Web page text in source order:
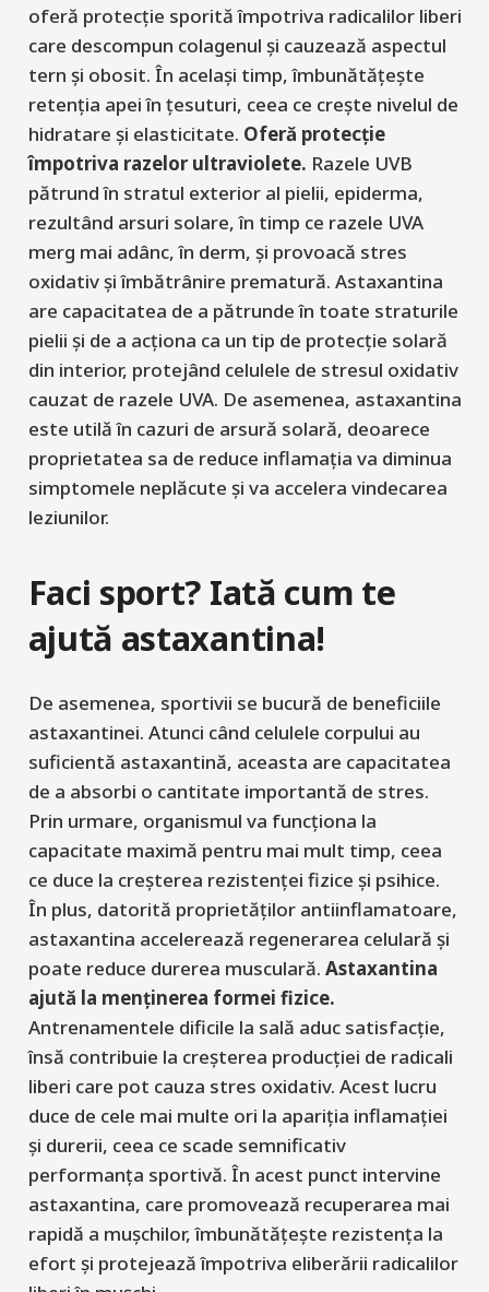
oferă protecție sporită împotriva radicalilor liberi
care descompun colagenul și cauzează aspectul
tern și obosit. În același timp, îmbunătățește
retenția apei în țesuturi, ceea ce crește nivelul de
hidratare și elasticitate. Oferă protecție
împotriva razelor ultraviolete. Razele UVB
pătrund în stratul exterior al pielii, epiderma,
rezultând arsuri solare, în timp ce razele UVA
merg mai adânc, în derm, și provoacă stres
oxidativ și îmbătrânire prematură. Astaxantina
are capacitatea de a pătrunde în toate straturile
pielii și de a acționa ca un tip de protecție solară
din interior, protejând celulele de stresul oxidativ
cauzat de razele UVA. De asemenea, astaxantina
este utilă în cazuri de arsură solară, deoarece
proprietatea sa de reduce inflamația va diminua
simptomele neplăcute și va accelera vindecarea
leziunilor.
Faci sport? Iată cum te
ajută astaxantina!
De asemenea, sportivii se bucură de beneficiile
astaxantinei. Atunci când celulele corpului au
suficientă astaxantină, aceasta are capacitatea
de a absorbi o cantitate importantă de stres.
Prin urmare, organismul va funcționa la
capacitate maximă pentru mai mult timp, ceea
ce duce la creșterea rezistenței fizice și psihice.
În plus, datorită proprietăților antiinflamatoare,
astaxantina accelerează regenerarea celulară și
poate reduce durerea musculară. Astaxantina
ajută la menținerea formei fizice.
Antrenamentele dificile la sală aduc satisfacție,
însă contribuie la creșterea producției de radicali
liberi care pot cauza stres oxidativ. Acest lucru
duce de cele mai multe ori la apariția inflamației
și durerii, ceea ce scade semnificativ
performanța sportivă. În acest punct intervine
astaxantina, care promovează recuperarea mai
rapidă a mușchilor, îmbunătățește rezistența la
efort și protejează împotriva eliberării radicalilor